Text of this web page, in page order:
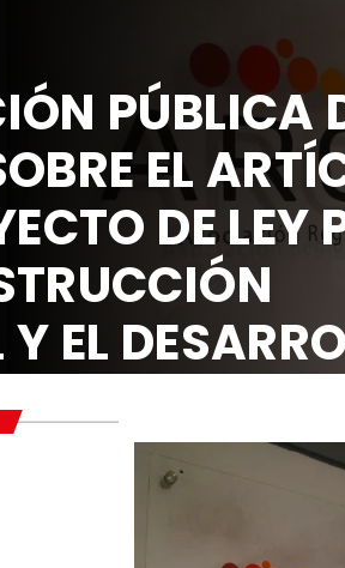
PÚBLICA
EL
DE LEY
EL
Y SOCIAL